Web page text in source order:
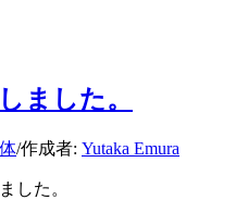
ました。
/作成者: Yutaka Emura
した。